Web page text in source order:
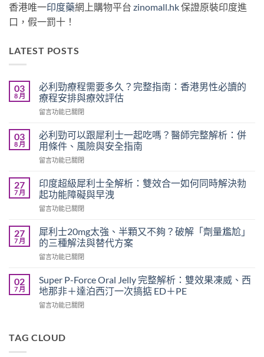
香港唯一印度藥網上購物平台 zinomall.hk保證原裝印度進
口，假一罰十！
LATEST POSTS
03
8 月
必利勁療程需要多久？完整指南：香港男性必讀的
療程安排與療效評估
在
利
勁
療
程
要
多
久？
完
指
南：
港
性
必
讀
安
留言功能已關閉
03
8 月
必利勁可以跟犀利士一起吃嗎？醫師完整解析：併
用條件、風險與安全指南
在
利
勁
可
以
犀
利
士
一
吃
嗎？
師
解
留言功能已關閉
27
7 月
印度超級犀利士全解析：雙效合一如何同時解決勃
起功能障礙與早洩
在
度
超
級
犀
士
全
析：
合
留言功能已關閉
27
7 月
犀利士20mg太強、半顆又不夠？破解「劑量尷尬」
的三種解法與替代方案
在
利
士
20mg
太
顆
留言功能已關閉
02
7 月
Super P-Force Oral Jelly 完整解析：雙效果凍威、西
地那非＋達泊西汀一次搞掂 ED＋PE
在
Force
留言功能已關閉
TAG CLOUD